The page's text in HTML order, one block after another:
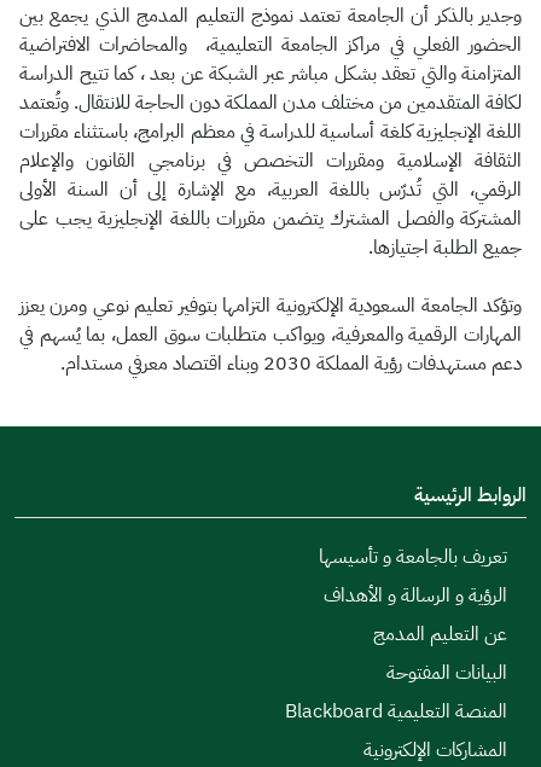
وجدير بالذكر أن الجامعة تعتمد نموذج التعليم المدمج الذي يجمع بين
الحضور الفعلي في مراكز الجامعة التعليمية، والمحاضرات الافتراضية
المتزامنة والتي تعقد بشكل مباشر عبر الشبكة عن بعد ، كما تتيح الدراسة
لكافة المتقدمين من مختلف مدن المملكة دون الحاجة للانتقال. وتُعتمد
اللغة الإنجليزية كلغة أساسية للدراسة في معظم البرامج، باستثناء مقررات
الثقافة الإسلامية ومقررات التخصص في برنامجي القانون والإعلام
الرقمي، التي تُدرّس باللغة العربية، مع الإشارة إلى أن السنة الأولى
المشتركة والفصل المشترك يتضمن مقررات باللغة الإنجليزية يجب على
جميع الطلبة اجتيازها.
وتؤكد الجامعة السعودية الإلكترونية التزامها بتوفير تعليم نوعي ومرن يعزز
المهارات الرقمية والمعرفية، ويواكب متطلبات سوق العمل، بما يُسهم في
دعم مستهدفات رؤية المملكة 2030 وبناء اقتصاد معرفي مستدام.
الروابط الرئيسية
تعريف بالجامعة و تأسيسها
الرؤية و الرسالة و الأهداف
عن التعليم المدمج
البيانات المفتوحة
المنصة التعليمية Blackboard
المشاركات الإلكترونية